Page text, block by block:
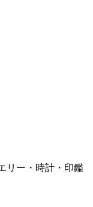
リー・時計・印鑑